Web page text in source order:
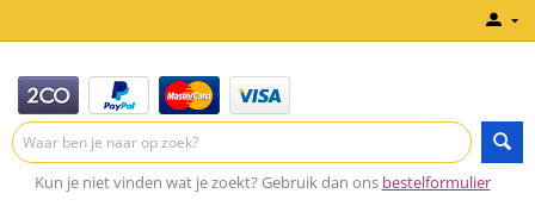
Kun je niet vinden wat je zoekt? Gebruik dan ons bestelformulier